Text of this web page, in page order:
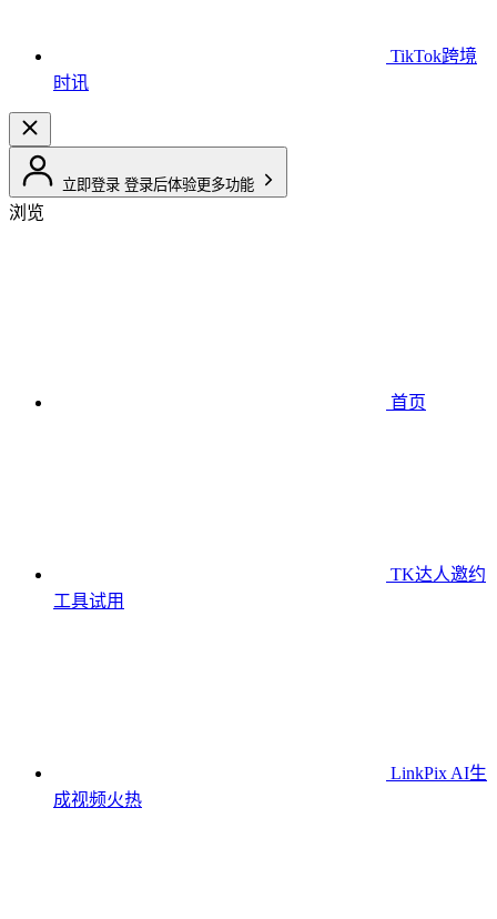
TikTok跨境
时讯
立即登录 登录后体验更多功能
浏览
首页
TK达人邀约
工具试用
LinkPix AI生
成视频火热